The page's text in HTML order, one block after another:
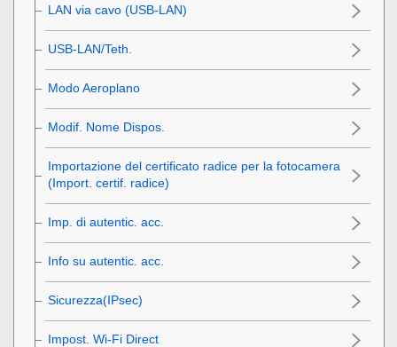
LAN via cavo (USB-LAN)
USB-LAN/Teth.
Modo Aeroplano
Modif. Nome Dispos.
Importazione del certificato radice per la fotocamera
(Import. certif. radice)
Imp. di autentic. acc.
Info su autentic. acc.
Sicurezza(IPsec)
Impost. Wi-Fi Direct